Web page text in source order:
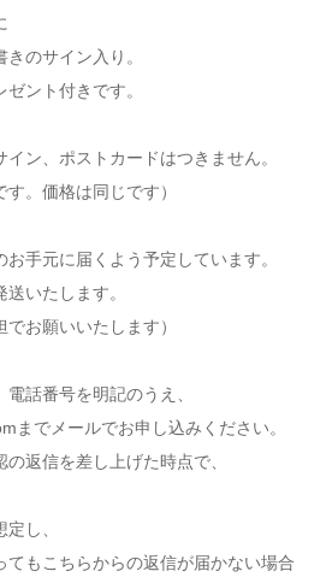
のサイン入り。
ント付きです。
ン、ポストカードはつきません。
。価格は同じです）
手元に届くよう予定しています。
送いたします。
お願いいたします）
話番号を明記のうえ、
までメールでお申し込みください。
返信を差し上げた時点で、
し、
もこちらからの返信が届かない場合